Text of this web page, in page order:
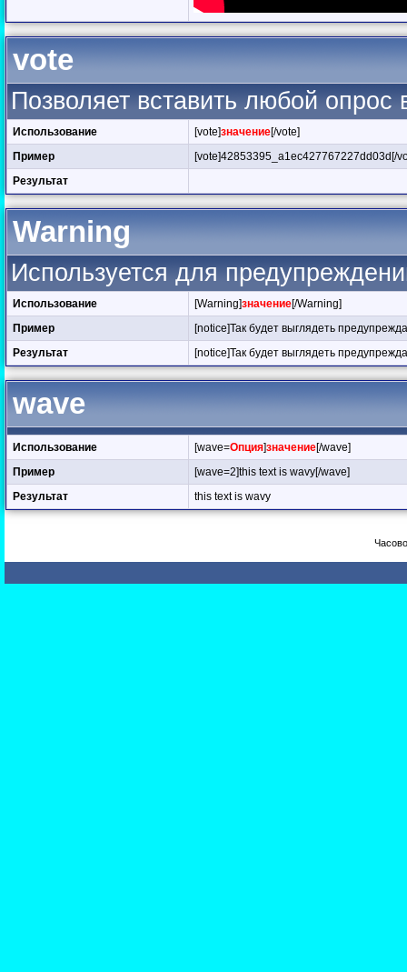
vote
Позволяет вставить любой опрос
Использование [vote]значение[/vote]
Пример
[vote]42853395_a1ec427767227dd03d[/
Результат
Warning
Используется для
Использование [Warning]значение[/Warning]
Пример
[notice]Так будет выглядеть
Результат
[notice]Так будет выглядеть
wave
Использование [wave=Опция]значение[/wave]
Пример
[wave=2]this text is wavy[/wave]
Результат
this text is wavy